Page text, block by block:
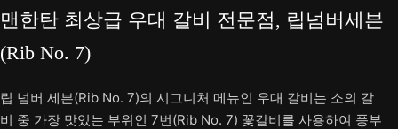
맨한탄 최상급 우대 갈비 전문점, 립넘버세븐
(Rib No. 7)
립 넘버 세븐(Rib No. 7)의 시그니처 메뉴인 우대 갈비는 소의 갈
비 중 가장 맛있는 부위인 7번(Rib No. 7) 꽃갈비를 사용하여 풍부